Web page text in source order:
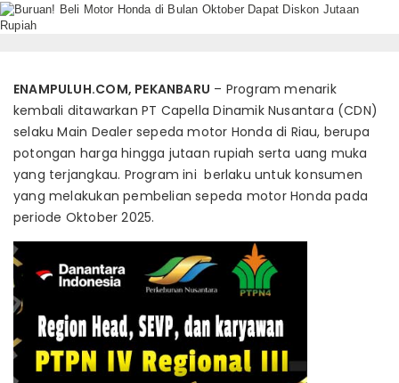
ENAMPULUH.COM, PEKANBARU – Program menarik
kembali ditawarkan PT Capella Dinamik Nusantara (CDN)
selaku Main Dealer sepeda motor Honda di Riau, berupa
potongan harga hingga jutaan rupiah serta uang muka
yang terjangkau. Program ini berlaku untuk konsumen
yang melakukan pembelian sepeda motor Honda pada
periode Oktober 2025.